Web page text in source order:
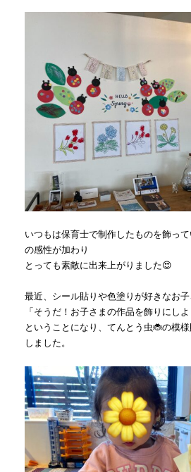
いつもは保育士で制作したものを飾っ
の感性が加わり
とっても素敵に出来上がりました😍
最近、シール貼りや色塗りが好きなお子
「そうだ！お子さまの作品を飾りにしよ
ということになり、てんとう虫🐞の模
しました。